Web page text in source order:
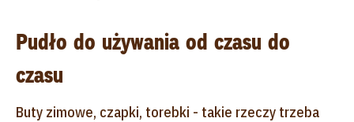
Pudło do używania od czasu do
czasu
Buty zimowe, czapki, torebki - takie rzeczy trzeba